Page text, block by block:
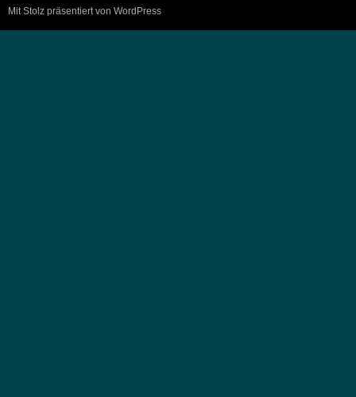
Mit Stolz präsentiert von WordPress